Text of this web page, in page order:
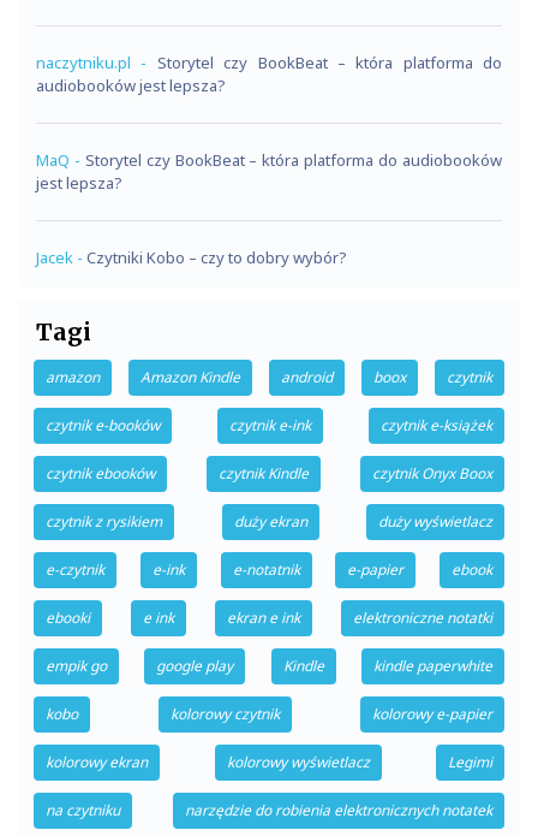
naczytniku.pl - Storytel czy BookBeat – która platforma do
audiobooków jest lepsza?
MaQ - Storytel czy BookBeat – która platforma do audiobooków
jest lepsza?
Jacek - Czytniki Kobo – czy to dobry wybór?
Tagi
amazon Amazon Kindle android boox czytnik
czytnik e-booków czytnik e-ink czytnik e-książek
czytnik ebooków czytnik Kindle czytnik Onyx Boox
czytnik z rysikiem duży ekran duży wyświetlacz
e-czytnik e-ink e-notatnik e-papier ebook
ebooki e ink ekran e ink elektroniczne notatki
empik go google play Kindle kindle paperwhite
kobo kolorowy czytnik kolorowy e-papier
kolorowy ekran kolorowy wyświetlacz Legimi
na czytniku narzędzie do robienia elektronicznych notatek